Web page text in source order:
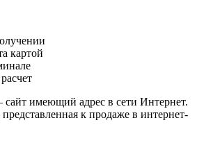
картой
сайт имеющий адрес в сети Интернет.
к продаже в интернет-